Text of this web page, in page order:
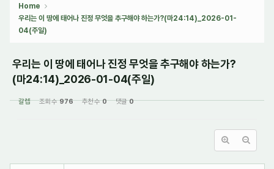
Home
우리는 이 땅에 태어나 진정 무엇을 추구해야 하는가?(마24:14)_2026-01-
04(주일)
우리는 이 땅에 태어나 진정 무엇을 추구해야 하는가?
(마24:14)_2026-01-04(주일)
갈렙 조회 수976 추천 수0 댓글0